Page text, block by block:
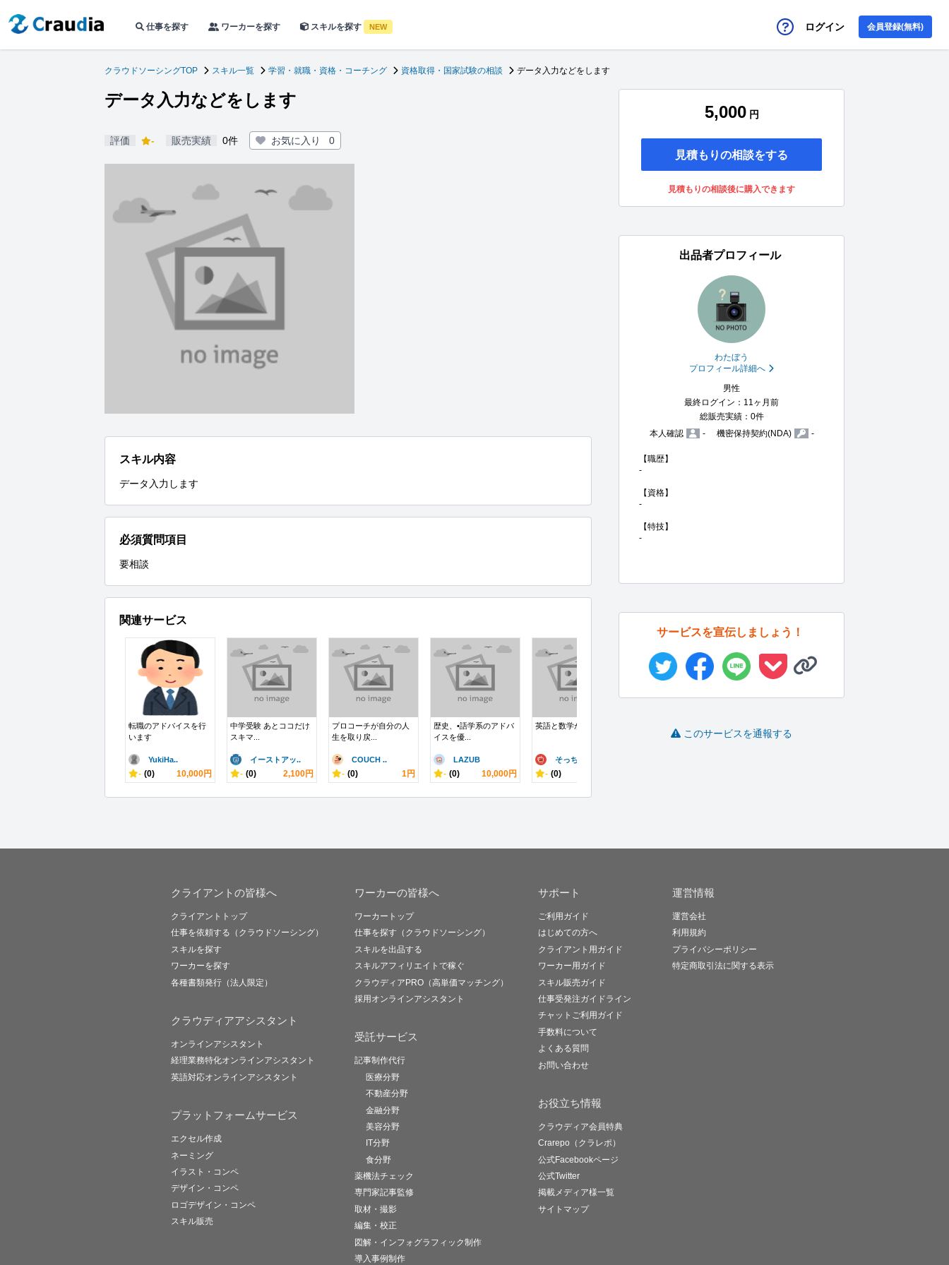
仕事を探す ワーカーを探す スキルを探す NEW ログイン 会員登録(無料)
クラウドソーシングTOP スキル一覧 学習・就職・資格・コーチング 資格取得・国家試験の相談 データ入力などをします
データ入力などをします
評価 - 販売実績 0件 お気に入り 0
スキル内容
データ入力します
必須質問項目
要相談
関連サービス
転職のアドバイスを行
います
YukiHa..
- (0) 10,000円
中学受験 あとココだけ
スキマ...
イーストアッ..
- (0) 2,100円
プロコーチが自分の人
生を取り戻...
COUCH ..
- (0) 1円
歴史、•語学系のアドバ
イスを優...
LAZUB
- (0) 10,000円
英語と数学ができます
そっち
- (0)
師が勉強法...
院進学や現...
5,000 円
見積もりの相談をする
見積もりの相談後に購入できます
出品者プロフィール
わたぼう
プロフィール詳細へ
男性
最終ログイン：11ヶ月前
総販売実績：0件
本人確認
- 機密保持契約(NDA) -
【職歴】
-
【資格】
-
【特技】
-
サービスを宣伝しましょう！
このサービスを通報する
クライアントの皆様へ
クライアントトップ
仕事を依頼する（クラウドソーシング）
スキルを探す
ワーカーを探す
各種書類発行（法人限定）
クラウディアアシスタント
オンラインアシスタント
経理業務特化オンラインアシスタント
英語対応オンラインアシスタント
プラットフォームサービス
エクセル作成
ネーミング
イラスト・コンペ
デザイン・コンペ
ロゴデザイン・コンペ
スキル販売
ワーカーの皆様へ
ワーカートップ
仕事を探す（クラウドソーシング）
スキルを出品する
スキルアフィリエイトで稼ぐ
クラウディアPRO（高単価マッチング）
採用オンラインアシスタント
受託サービス
記事制作代行
医療分野
不動産分野
金融分野
美容分野
IT分野
食分野
薬機法チェック
専門家記事監修
取材・撮影
編集・校正
図解・インフォグラフィック制作
導入事例制作
サポート
ご利用ガイド
はじめての方へ
クライアント用ガイド
ワーカー用ガイド
スキル販売ガイド
仕事受発注ガイドライン
チャットご利用ガイド
手数料について
よくある質問
お問い合わせ
お役立ち情報
クラウディア会員特典
Crarepo（クラレポ）
公式Facebookページ
公式Twitter
掲載メディア様一覧
サイトマップ
運営情報
運営会社
利用規約
プライバシーポリシー
特定商取引法に関する表示